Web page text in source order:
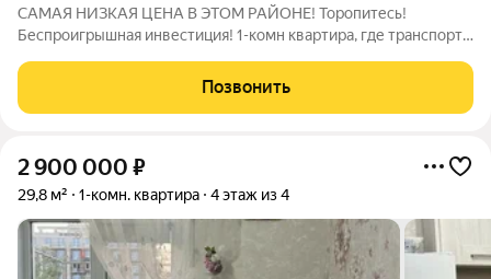
САМАЯ НИЗКАЯ ЦЕНА В ЭТОМ РАЙОНЕ! Торопитесь!
Беспроигрышная инвестиция! 1-комн квартира, где транспорт
полностью под себя. Главное преимущество этой квартиры
удобное расположение. За домом находится
Позвонить
2 900 000 ₽
29,8 м² 1-комн. квартира 4 этаж из 4